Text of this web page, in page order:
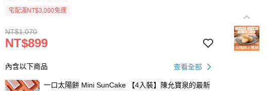
宅配滿NT$3,000免運
NT$1,070
NT$899
內含以下商品 查看全部
一口太陽餅 Mini SunCake 【4入裝】陳允寶泉的最新